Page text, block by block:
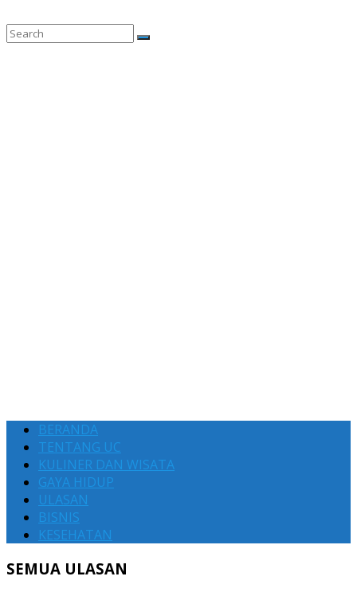
BERANDA
TENTANG UC
KULINER DAN WISATA
GAYA HIDUP
ULASAN
BISNIS
KESEHATAN
SEMUA ULASAN